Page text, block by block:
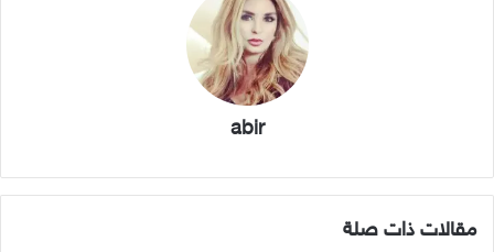
abir
مقالات ذات صلة